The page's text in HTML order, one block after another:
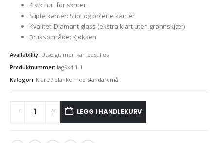
kr1600,00.
4 stk hull for skruer
Slipte kanter: Slipt og polerte kanter
Kvalitet: Diamant glass (ekstra klart uten grønnskjær)
Bruksområde: Kjøkken
Availability: Utsolgt, men kan bestilles
Produktnummer: lag9x4-1-1
Kategori: Klare / blanke med standardmål
LEGG I HANDLEKURV